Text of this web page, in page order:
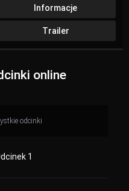
Informacje
Trailer
online
odcinki
1